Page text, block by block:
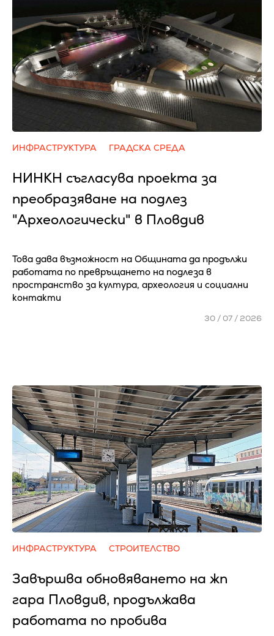
ИНФРАСТРУКТУРА ГРАДСКА СРЕДА
НИНКН съгласува проекта за
преобразяване на подлез
"Археологически" в Пловдив
Това дава възможност на Общината да продължи
работата по превръщането на подлеза в
пространство за култура, археология и социални
контакти
30 / 07 / 2026
ИНФРАСТРУКТУРА СТРОИТЕЛСТВО
Завършва обновяването на жп
гара Пловдив, продължава
работата по пробива